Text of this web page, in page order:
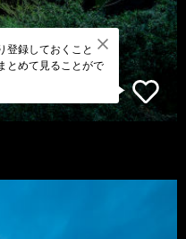
登録しておくこと
とめて見ることがで